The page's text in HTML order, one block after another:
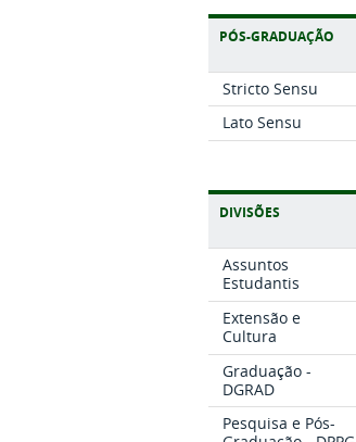
PÓS-GRADUAÇÃO
Stricto Sensu
Lato Sensu
DIVISÕES
Assuntos
Estudantis
Extensão e
Cultura
Graduação -
DGRAD
Pesquisa e Pós-